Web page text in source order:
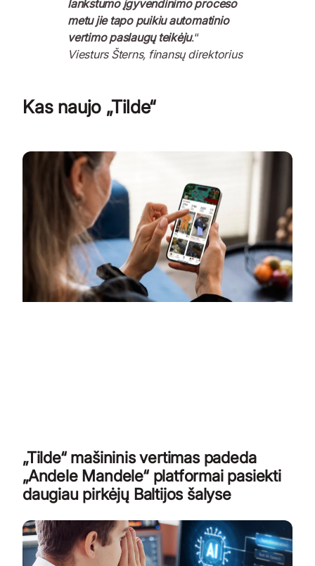
lankstumo įgyvendinimo proceso
metu jie tapo puikiu automatinio
vertimo paslaugų teikėju.“
Viesturs Šterns, finansų direktorius
Kas naujo „Tilde“
„Tilde“ mašininis vertimas padeda
„Andele Mandele“ platformai pasiekti
daugiau pirkėjų Baltijos šalyse